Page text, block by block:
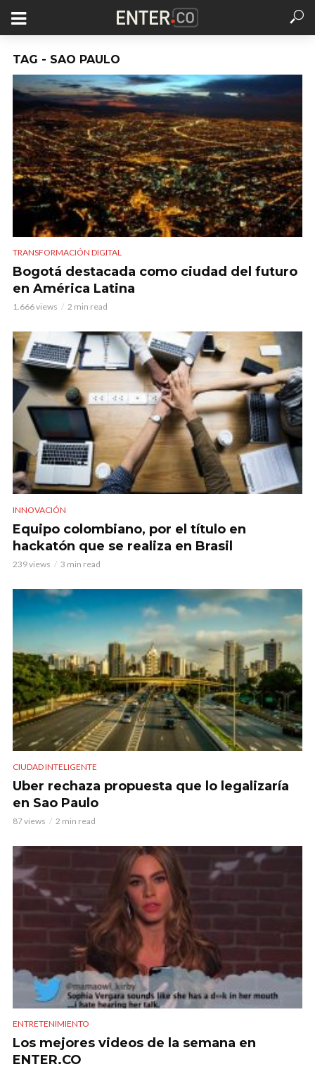
TAG - SAO PAULO
TRANSFORMACIÓN DIGITAL
Bogotá destacada como ciudad del futuro
en América Latina
1.666 views 2 min read
INNOVACIÓN
Equipo colombiano, por el título en
hackatón que se realiza en Brasil
239 views 3 min read
CIUDAD INTELIGENTE
Uber rechaza propuesta que lo legalizaría
en Sao Paulo
87 views 2 min read
ENTRETENIMIENTO
Los mejores videos de la semana en
ENTER.CO